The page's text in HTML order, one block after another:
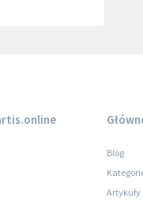
Blog
Artykuły